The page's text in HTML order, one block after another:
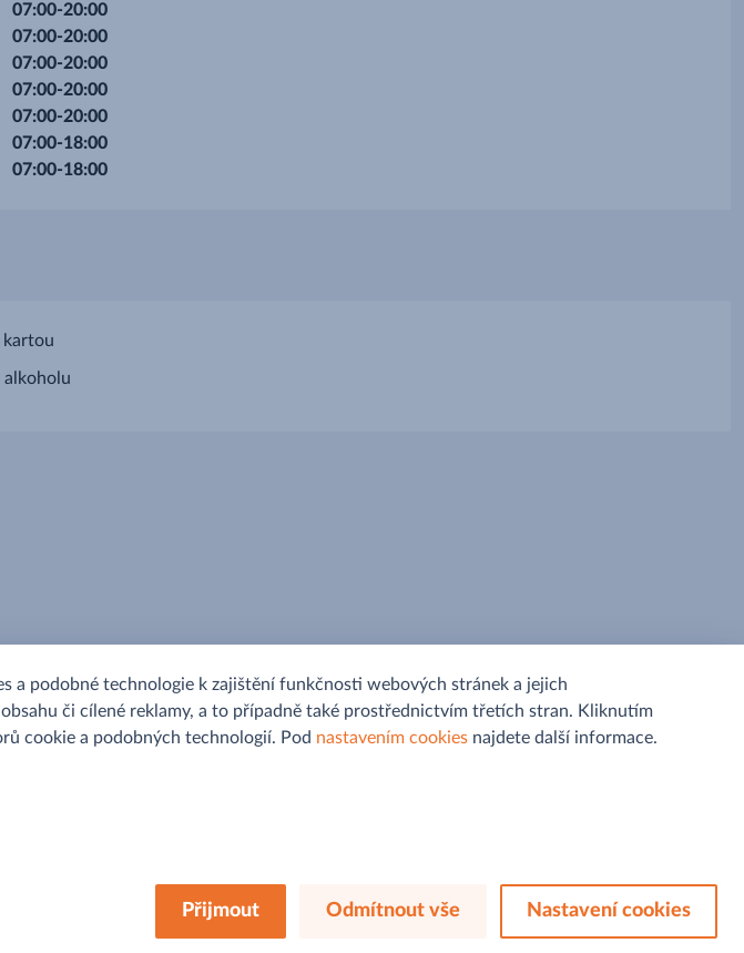
07:00-20:00
07:00-20:00
07:00-20:00
07:00-20:00
07:00-20:00
07:00-18:00
07:00-18:00
kartou
alkoholu
a podobné technologie k zajištění funkčnosti webových stránek a jejich
či cílené reklamy, a to případně také prostřednictvím třetích stran. Kliknutím
cookie a podobných technologií. Pod nastavením cookies najdete další informace.
Přijmout Odmítnout vše Nastavení cookies
Sledujte nás na